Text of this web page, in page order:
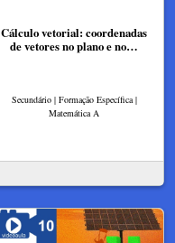
Cálculo vetorial: coordenadas
de vetores no plano e no…
Secundário | Formação Específica |
Matemática A